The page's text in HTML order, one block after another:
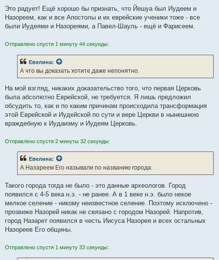
е
Это радует! Ещё хорошо бы признать, что Йешуа был Иудеем и
Назореем, как и все Апостолы и их еврейские ученики тоже - все
были Иудеями и Назореями, а Павел-Шауль - ещё и Фарисеем.
Отправлено спустя 1 минуту 44 секунды:
Евелина:
А что вы доказать хотите,даже непонятно.
На мой взгляд, никаких доказательство того, что первая Церковь
была абсолютно Еврейской, не требуется. Я лишь предложил
обсудить то, как и по каким причинам происходила трансформация
этой Еврейской и Иудейской по сути и вере Церкви в нынешнюю
враждебную к Иудаизму и Иудеям Церковь.
Отправлено спустя 2 минуты 32 секунды:
Евелина:
А Назареем Его называли по названию города:
Такого города тогда не было - это данные археологов. Город
появился с 4-5 века н.э. - не ранее. А в 1 веке н.э. было некое
мелкое селение - никому неизвестное селение. Поэтому исключено -
прозвиже Назорей никак не связано с городом Назорей. Напротив,
город Назарет появился в честь Иисуса Назорея и всех остальных
Назореев Его общины.
Отправлено спустя 1 минуту 33 секунды: